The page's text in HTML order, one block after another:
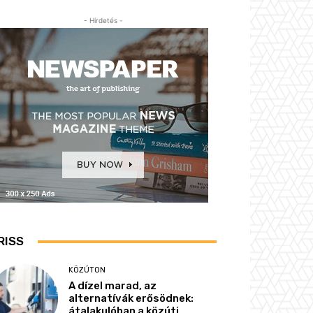
- Hirdetés -
KÖZÚTON
A dízel marad, az
alternatívák erősödnek: